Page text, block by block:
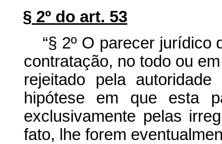
§ 2º do art. 53
“§ 2º O parecer jurídico
contratação, no todo ou
rejeitado pela
hipótese em que esta
exclusivamente pelas
fato, lhe forem